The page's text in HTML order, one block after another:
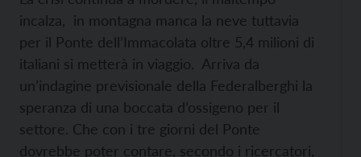
incalza, in montagna manca la neve tuttavia
per il Ponte dell’Immacolata oltre 5,4 milioni di
italiani si metterà in viaggio. Arriva da
un’indagine previsionale della Federalberghi la
speranza di una boccata d’ossigeno per il
settore. Che con i tre giorni del Ponte
dovrebbe poter contare, secondo i ricercatori,